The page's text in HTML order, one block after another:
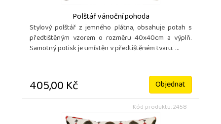
Polštář vánoční pohoda
Stylový polštář z jemného plátna, obsahuje potah s
předtištěným vzorem o rozměru 40x40cm a výplň.
Samotný potisk je umístěn v předtištěném tvaru. ...
405,00 Kč Objednat
Kód produktu: 2458